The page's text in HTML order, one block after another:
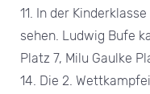
11. In der
sehen. Ludwig Bufe
Platz 7, Milu Gaulke
14. Die 2.